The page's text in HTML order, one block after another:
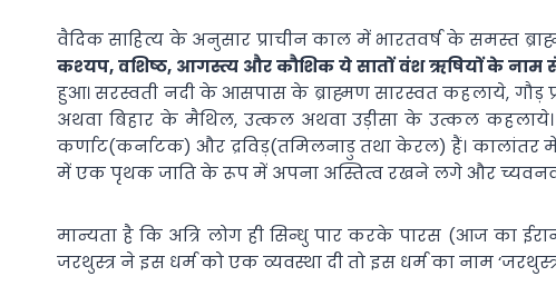
वैदिक साहित्य के अनुसार प्राचीन काल में भारतवर्ष के समस्त
कश्‍यप, वशिष्ठ, आगस्त्य और कौशिक ये सातों वंश ऋषियों के नाम
हुआ। सरस्वती नदी के आसपास के ब्राह्मण सारस्वत कहलाये,
अथवा बिहार के मैथिल, उत्कल अथवा उड़ीसा के उत्कल कहलाये।
कर्णाट(कर्नाटक) और द्रविड़(तमिलनाडु तथा केरल) हैं। कालांतर
में एक पृथक जाति के रूप में अपना अस्तित्व रखने लगे और
मान्यता है कि अत्रि लोग ही सिन्धु पार करके पारस (आज का
जरथुस्त्र ने इस धर्म को एक व्यवस्था दी तो इस धर्म का नाम